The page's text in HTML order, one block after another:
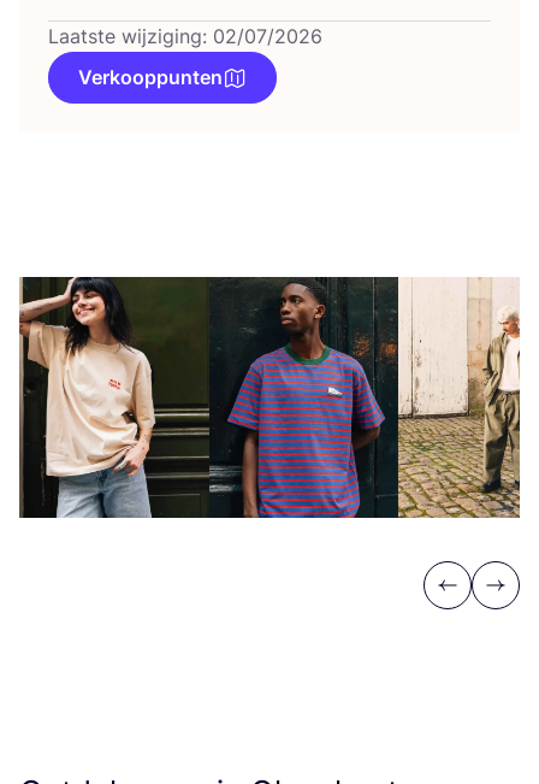
Laatste wijziging: 02/07/2026
Verkooppunten
Previous
Next